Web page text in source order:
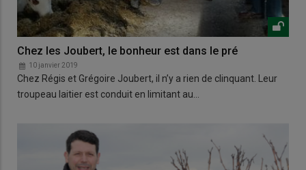
Chez les Joubert, le bonheur est dans le pré
10 janvier 2019
Chez Régis et Grégoire Joubert, il n’y a rien de clinquant. Leur
troupeau laitier est conduit en limitant au…